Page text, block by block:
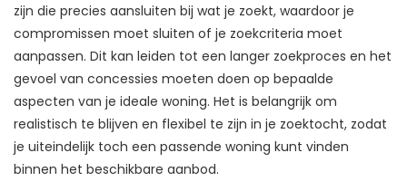
zijn die precies aansluiten bij wat je zoekt, waardoor je
compromissen moet sluiten of je zoekcriteria moet
aanpassen. Dit kan leiden tot een langer zoekproces en het
gevoel van concessies moeten doen op bepaalde
aspecten van je ideale woning. Het is belangrijk om
realistisch te blijven en flexibel te zijn in je zoektocht, zodat
je uiteindelijk toch een passende woning kunt vinden
binnen het beschikbare aanbod.